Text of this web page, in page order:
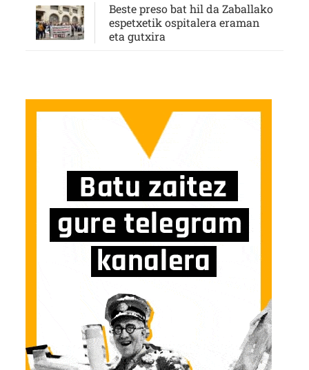
Beste preso bat hil da Zaballako
espetxetik ospitalera eraman
eta gutxira